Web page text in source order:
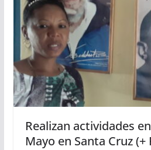
Realizan actividades
Mayo en Santa Cruz (+